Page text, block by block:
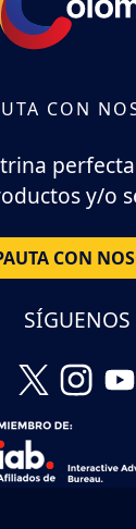
CON
y/o
CON
SÍGUENOS